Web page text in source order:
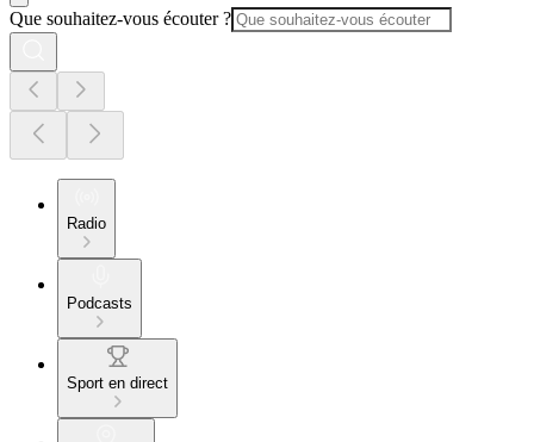
Que souhaitez-vous écouter ?
Radio
Podcasts
Sport en direct